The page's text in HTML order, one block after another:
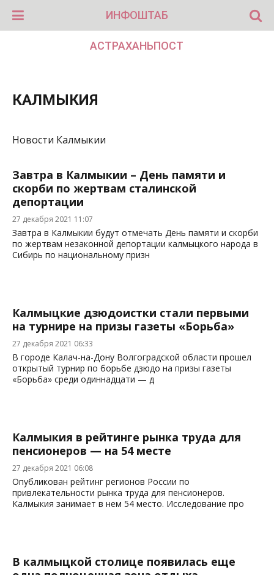
ИНФОШТАБ
АСТРАХАНЬПОСТ
КАЛМЫКИЯ
Новости Калмыкии
Завтра в Калмыкии – День памяти и
скорби по жертвам сталинской
депортации
27 декабря 2021 11:07
Завтра в Калмыкии будут отмечать День памяти и скорби
по жертвам незаконной депортации калмыцкого народа в
Сибирь по национальному призн
Калмыцкие дзюдоистки стали первыми
на турнире на призы газеты «Борьба»
27 декабря 2021 06:33
В городе Калач-на-Дону Волгоградской области прошел
открытый турнир по борьбе дзюдо на призы газеты
«Борьба» среди одиннадцати — д
Калмыкия в рейтинге рынка труда для
пенсионеров — на 54 месте
27 декабря 2021 06:08
Опубликован рейтинг регионов России по
привлекательности рынка труда для пенсионеров.
Калмыкия занимает в нем 54 место. Исследование про
В калмыцкой столице появилась еще